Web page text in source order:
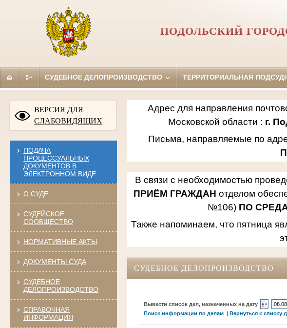
ПОДОЛЬСКИЙ
СУДЕБНОЕ ДЕЛОПРОИЗВОДСТВО ТЕРРИТОРИАЛЬНАЯ
ВЕРСИЯ ДЛЯ
СЛАБОВИДЯЩИХ
ПОДАЧА
ПРОЦЕССУАЛЬНЫХ
ДОКУМЕНТОВ В
ЭЛЕКТРОННОМ ВИДЕ
О СУДЕ
СУДЕЙСКОЕ
СООБЩЕСТВО
НОРМАТИВНЫЕ АКТЫ
ДОКУМЕНТЫ СУДА
СУДЕБНОЕ
ДЕЛОПРОИЗВОДСТВО
СПРАВОЧНАЯ
ИНФОРМАЦИЯ
Адрес для направления
Московской области : г.
Письма, направляемые по
В связи с необходимостью
ПРИЁМ ГРАЖДАН отделом
№106) ПО
Также напоминаем, что пятница
СУДЕБНОЕ ДЕЛОПРОИЗВОДСТВО
Вывести список дел, назначенных на дату
Поиск информации по делам |Вернуться к списку